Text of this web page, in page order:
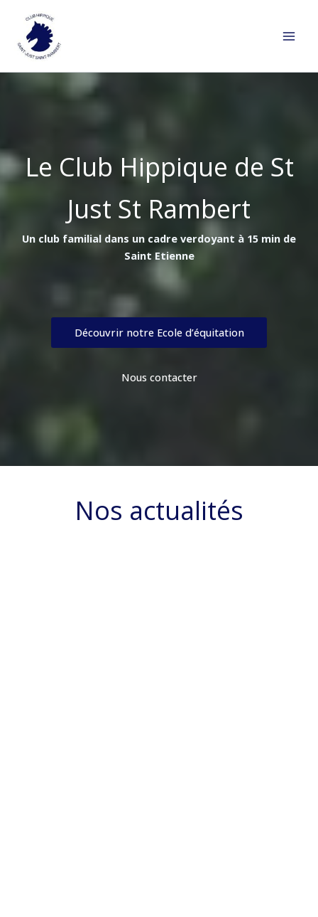
contenu
Le Club Hippique de St
Just St Rambert
Un club familial dans un cadre verdoyant à 15 min de
Saint Etienne
Découvrir notre Ecole d’équitation
Nous contacter
Nos actualités